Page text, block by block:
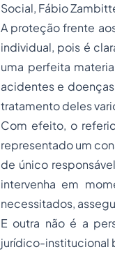
Social, Fábio
A proteção frente
individual, pois é
uma perfeita
acidentes e
tratamento deles
Com efeito, o
representado um
de único
intervenha em
necessitados,
E outra não é a
jurídico-institucional